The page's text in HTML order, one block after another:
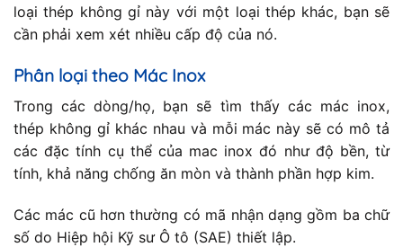
loại thép không gỉ này với một loại thép khác, bạn sẽ
cần phải xem xét nhiều cấp độ của nó.
Phân loại theo Mác Inox
Trong các dòng/họ, bạn sẽ tìm thấy các mác inox,
thép không gỉ khác nhau và mỗi mác này sẽ có mô tả
các đặc tính cụ thể của mac inox đó như độ bền, từ
tính, khả năng chống ăn mòn và thành phần hợp kim.
Các mác cũ hơn thường có mã nhận dạng gồm ba chữ
số do Hiệp hội Kỹ sư Ô tô (SAE) thiết lập.